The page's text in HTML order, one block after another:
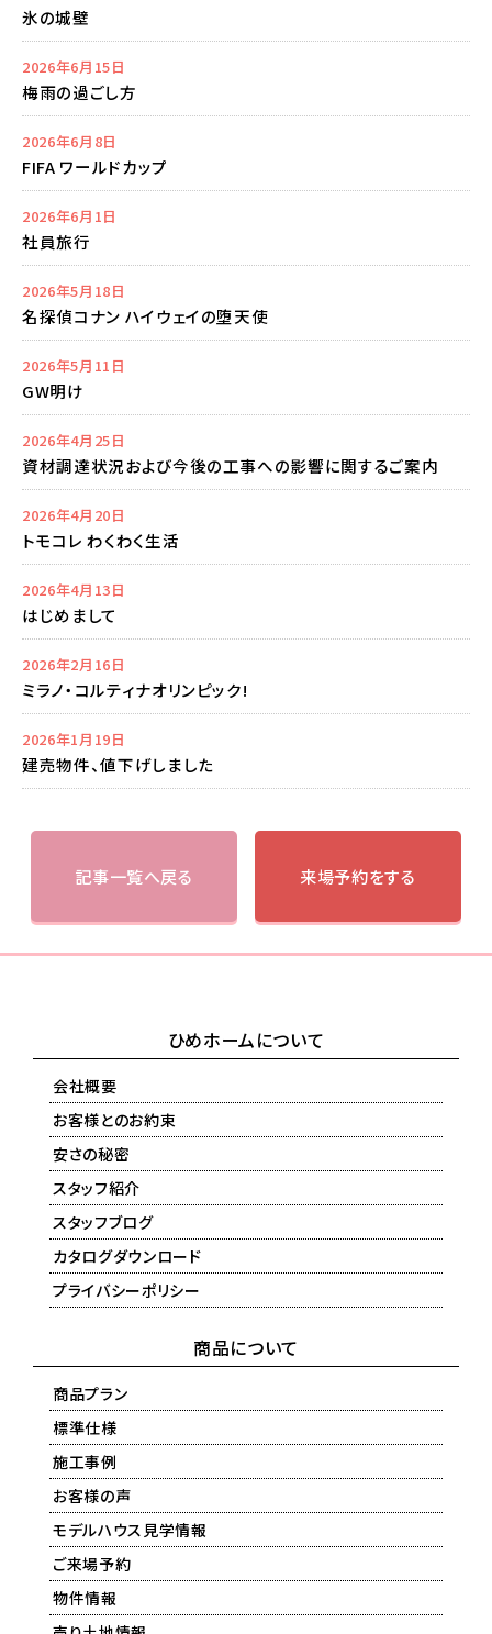
氷の城壁
2026年6月15日
梅雨の過ごし方
2026年6月8日
FIFA ワールドカップ
2026年6月1日
社員旅行
2026年5月18日
名探偵コナン ハイウェイの堕天使
2026年5月11日
GW明け
2026年4月25日
資材調達状況および今後の工事への影響に関するご案内
2026年4月20日
トモコレ わくわく生活
2026年4月13日
はじめまして
2026年2月16日
ミラノ・コルティナオリンピック!
2026年1月19日
建売物件、値下げしました
記事一覧へ戻る 来場予約をする
ひめホームについて
会社概要
お客様とのお約束
安さの秘密
スタッフ紹介
スタッフブログ
カタログダウンロード
プライバシーポリシー
商品について
商品プラン
標準仕様
施工事例
お客様の声
モデルハウス見学情報
ご来場予約
物件情報